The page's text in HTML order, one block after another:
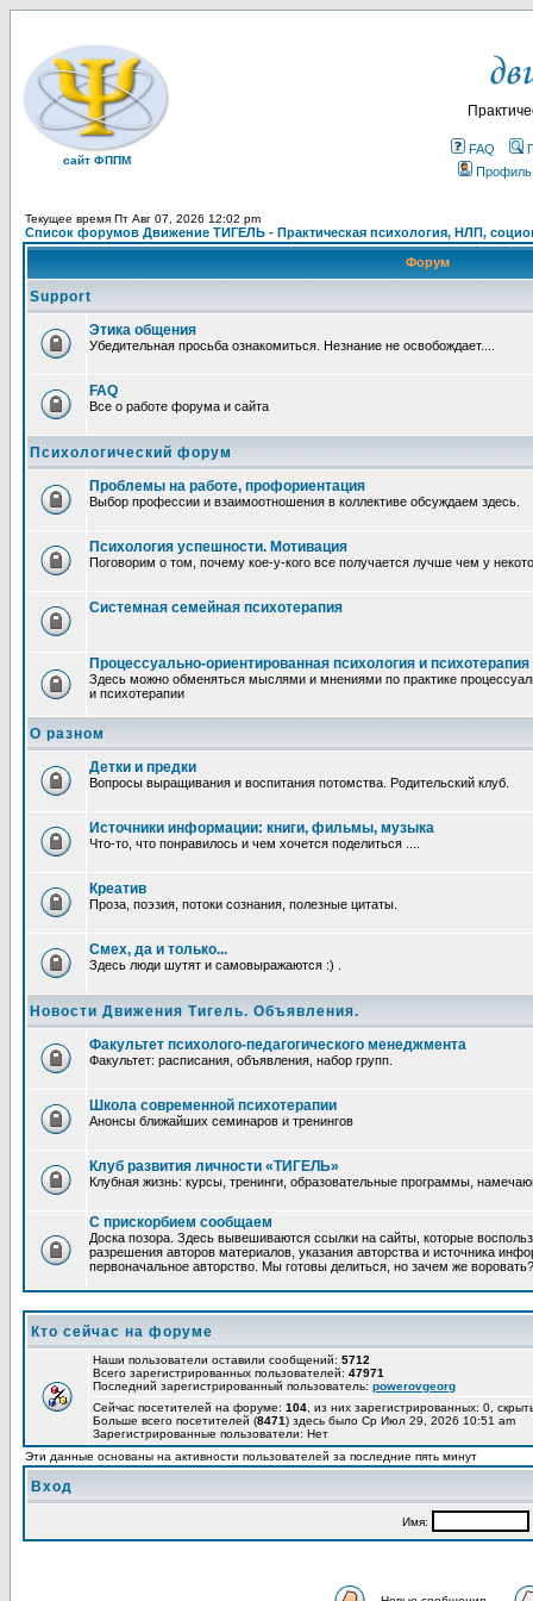
сайт ФППМ
FAQ
Профиль
Текущее время Пт Авг 07, 2026 12:02 pm
Список форумов Движение ТИГЕЛЬ - Практическая психология, НЛП,
Форум
Support
Этика общения
Убедительная просьба ознакомиться. Незнание не освобождает....
FAQ
Все о работе форума и сайта
Психологический форум
Проблемы на работе, профориентация
Выбор профессии и взаимоотношения в коллективе обсуждаем здесь.
Психология успешности. Мотивация
Поговорим о том, почему кое-у-кого все получается лучше чем у
Системная семейная психотерапия
Процессуально-ориентированная психология и психотерапия
Здесь можно обменяться мыслями и мнениями по практике
и психотерапии
О разном
Детки и предки
Вопросы выращивания и воспитания потомства. Родительский клуб.
Источники информации: книги, фильмы, музыка
Что-то, что понравилось и чем хочется поделиться ....
Креатив
Проза, поэзия, потоки сознания, полезные цитаты.
Смех, да и только...
Здесь люди шутят и самовыражаются :) .
Новости Движения Тигель. Объявления.
Факультет психолого-педагогического менеджмента
Факультет: расписания, объявления, набор групп.
Школа современной психотерапии
Анонсы ближайших семинаров и тренингов
Клуб развития личности «ТИГЕЛЬ»
Клубная жизнь: курсы, тренинги, образовательные программы,
С прискорбием сообщаем
Доска позора. Здесь вывешиваются ссылки на сайты, которые
разрешения авторов материалов, указания авторства и источника
первоначальное авторство. Мы готовы делиться, но зачем же воровать?
Кто сейчас на форуме
Наши пользователи оставили сообщений: 5712
Всего зарегистрированных пользователей: 47971
Последний зарегистрированный пользователь: powerovgeorg
Сейчас посетителей на форуме: 104 , из них зарегистрированных: 0,
Больше всего посетителей (8471) здесь было Ср Июл 29, 2026 10:51 am
Зарегистрированные пользователи: Нет
Эти данные основаны на активности пользователей за последние пять минут
Вход
Имя: